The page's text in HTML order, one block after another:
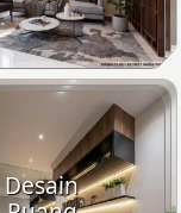
Desain